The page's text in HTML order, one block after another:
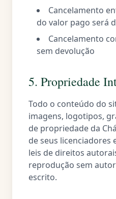
Cancelamento
do valor pago será
Cancelamento
sem devolução
5. Propriedade
Todo o conteúdo do
imagens, logotipos,
de propriedade da
de seus
leis de direitos
reprodução sem
escrito.